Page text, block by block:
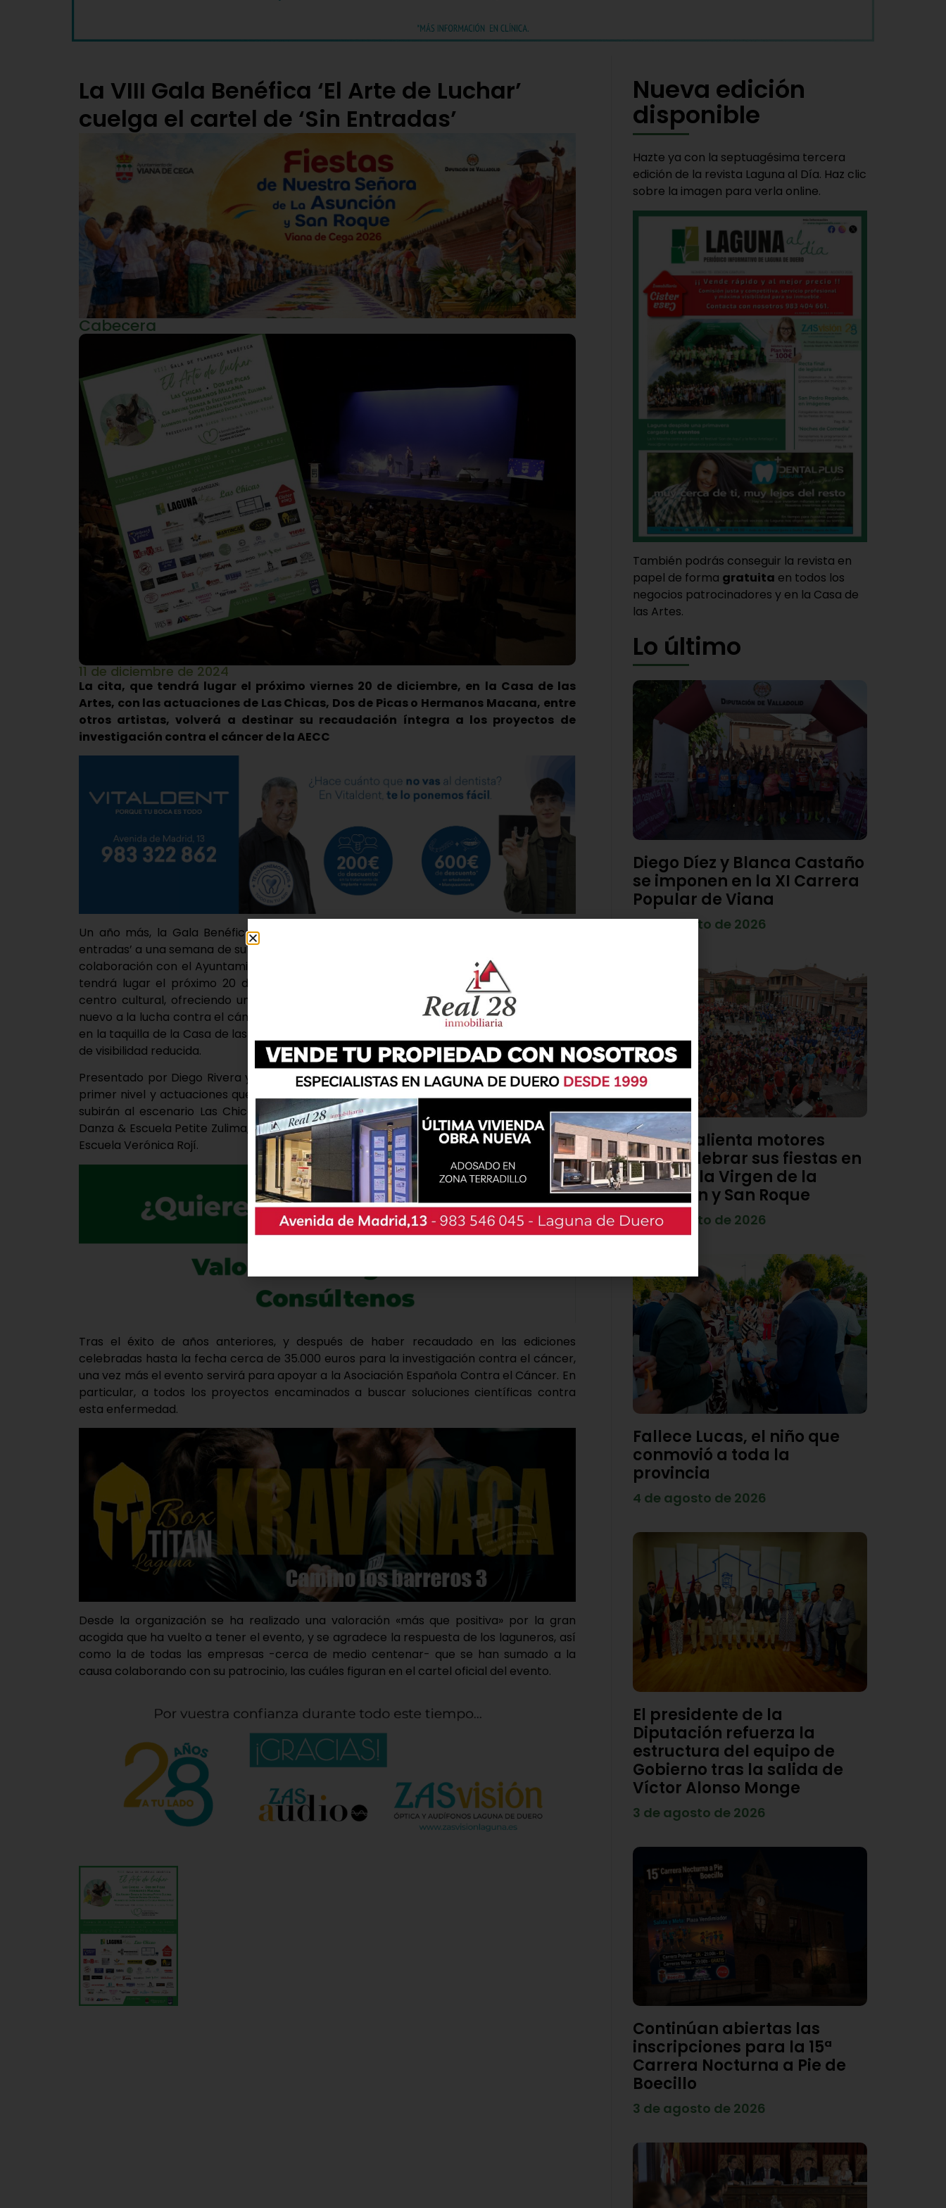
La VIII Gala Benéfica ‘El Arte de Luchar’
cuelga el cartel de ‘Sin Entradas’
Cabecera
11 de diciembre de 2024
La cita, que tendrá lugar el próximo viernes 20 de diciembre, en la Casa de las
Artes, con las actuaciones de Las Chicas, Dos de Picas o Hermanos Macana, entre
otros artistas, volverá a destinar su recaudación íntegra a los proyectos de
investigación contra el cáncer de la AECC
Un año más, la Gala Benéfica ‘El Arte de Luchar’ ha vuelto a colgar el cartel de ‘Sin
entradas’ a una semana de su celebración. Organizado por Laguna al Día y Las Chicas, en
colaboración con el Ayuntamiento de Laguna de Duero y la Casa de las Artes, el evento
tendrá lugar el próximo 20 de diciembre a las 20:00 horas en el auditorio del propio
centro cultural, ofreciendo un espectáculo cuya recaudación íntegra irá destinada de
nuevo a la lucha contra el cáncer. Hay que destacar que sí se venderán, pero solamente
en la taquilla de la Casa de las Artes, y una hora antes del espectáculo, algunas entradas
de visibilidad reducida.
Presentado por Diego Rivera y Lidia Veiga, este evento solidario contará con artistas de
primer nivel y actuaciones que no dejarán indiferente a los asistentes. De este modo, se
subirán al escenario Las Chicas, el grupo Dos de Picas, Hermanos Macana, Cía Arvine
Danza & Escuela Petite Zulima, Sayuri Danza Oriental y alumnos de Cajón Flamenco de la
Escuela Verónica Rojí.
Tras el éxito de años anteriores, y después de haber recaudado en las ediciones
celebradas hasta la fecha cerca de 35.000 euros para la investigación contra el cáncer,
una vez más el evento servirá para apoyar a la Asociación Española Contra el Cáncer. En
particular, a todos los proyectos encaminados a buscar soluciones científicas contra
esta enfermedad.
Desde la organización se ha realizado una valoración «más que positiva» por la gran
acogida que ha vuelto a tener el evento, y se agradece la respuesta de los laguneros, así
como la de todas las empresas -cerca de medio centenar- que se han sumado a la
causa colaborando con su patrocinio, las cuáles figuran en el cartel oficial del evento.
Nueva edición
disponible
Hazte ya con la septuagésima tercera
edición de la revista Laguna al Día. Haz clic
sobre la imagen para verla online.
También podrás conseguir la revista en
papel de forma gratuita en todos los
negocios patrocinadores y en la Casa de
las Artes.
Lo último
Diego Díez y Blanca Castaño
se imponen en la XI Carrera
Popular de Viana
4 de agosto de 2026
Viana calienta motores
para celebrar sus fiestas en
honor a la Virgen de la
Asunción y San Roque
4 de agosto de 2026
Fallece Lucas, el niño que
conmovió a toda la
provincia
4 de agosto de 2026
El presidente de la
Diputación refuerza la
estructura del equipo de
Gobierno tras la salida de
Víctor Alonso Monge
3 de agosto de 2026
Continúan abiertas las
inscripciones para la 15ª
Carrera Nocturna a Pie de
Boecillo
3 de agosto de 2026